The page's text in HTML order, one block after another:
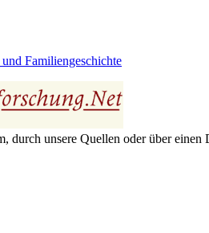
Familiengeschichte
unsere Quellen oder über